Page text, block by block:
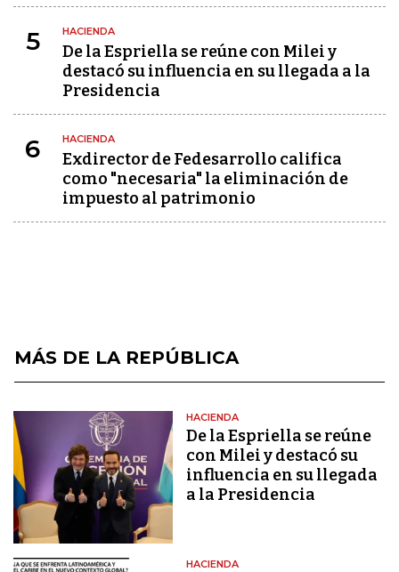
5 HACIENDA
De la Espriella se reúne con Milei y
destacó su influencia en su llegada a la
Presidencia
6 HACIENDA
Exdirector de Fedesarrollo califica
como "necesaria" la eliminación de
impuesto al patrimonio
MÁS DE LA REPÚBLICA
HACIENDA
De la Espriella se reúne
con Milei y destacó su
influencia en su llegada
a la Presidencia
HACIENDA